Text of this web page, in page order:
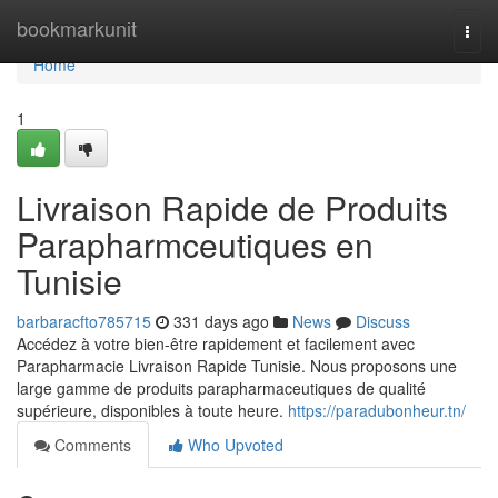
bookmarkunit
Home
Home
1
Livraison Rapide de Produits
Parapharmceutiques en
Tunisie
barbaracfto785715 331 days ago News
Discuss
Accédez à votre bien-être rapidement et facilement avec
Parapharmacie Livraison Rapide Tunisie. Nous proposons une
large gamme de produits parapharmaceutiques de qualité
supérieure, disponibles à toute heure. https://paradubonheur.tn/
Comments
Who Upvoted